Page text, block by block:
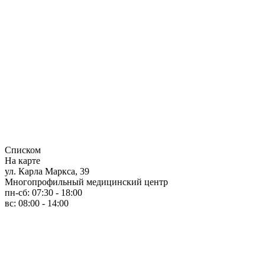
Списком
На карте
ул. Карла Маркса, 39
Многопрофильный медицинский центр
пн-сб: 07:30 - 18:00
вс: 08:00 - 14:00